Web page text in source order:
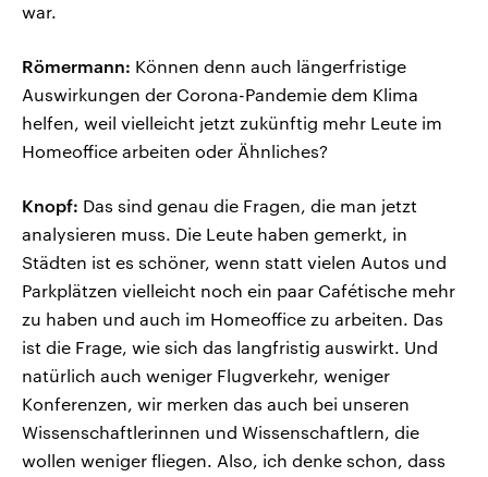
war.
Römermann: Können denn auch längerfristige
Auswirkungen der Corona-Pandemie dem Klima
helfen, weil vielleicht jetzt zukünftig mehr Leute im
Homeoffice arbeiten oder Ähnliches?
Knopf: Das sind genau die Fragen, die man jetzt
analysieren muss. Die Leute haben gemerkt, in
Städten ist es schöner, wenn statt vielen Autos und
Parkplätzen vielleicht noch ein paar Cafétische mehr
zu haben und auch im Homeoffice zu arbeiten. Das
ist die Frage, wie sich das langfristig auswirkt. Und
natürlich auch weniger Flugverkehr, weniger
Konferenzen, wir merken das auch bei unseren
Wissenschaftlerinnen und Wissenschaftlern, die
wollen weniger fliegen. Also, ich denke schon, dass